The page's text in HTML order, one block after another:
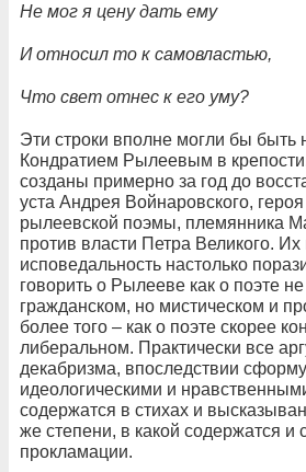
Не мог я цену дать ему
И относил то к самовластью,
Что свет отнес к его уму?
Эти строки вполне могли бы быть
Кондратием Рылеевым в
созданы примерно за год до
уста Андрея Войнаровского,
рылеевской поэмы, племянника
против власти Петра Великого. Их
исповедальность настолько
говорить о Рылееве как о поэте не
гражданском, но мистическом и
более того – как о поэте скорее
либеральном. Практически все
декабризма, впоследствии
идеологическими и
содержатся в стихах и
же степени, в какой содержатся и
прокламации.